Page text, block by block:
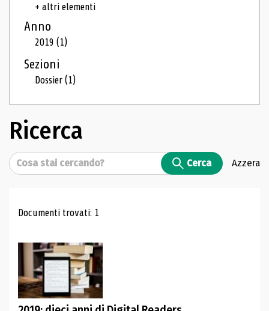
+ altri elementi
Anno
2019(1)
Sezioni
Dossier(1)
Ricerca
Cerca Cerca Azzera
Risultati di ricerca
Documenti trovati: 1